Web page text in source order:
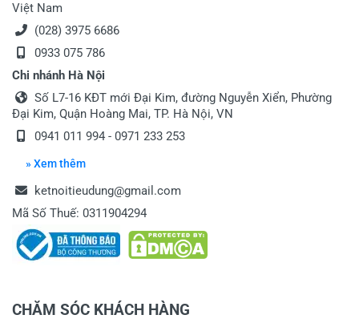
Gửi nhận xét
Việt Nam
(028) 3975 6686
0933 075 786
Chi nhánh Hà Nội
Số L7-16 KĐT mới Đại Kim, đường Nguyễn Xiển, Phường
Đại Kim, Quận Hoàng Mai, TP. Hà Nội, VN
0941 011 994 - 0971 233 253
» Xem thêm
ketnoitieudung@gmail.com
Mã Số Thuế: 0311904294
CHĂM SÓC KHÁCH HÀNG